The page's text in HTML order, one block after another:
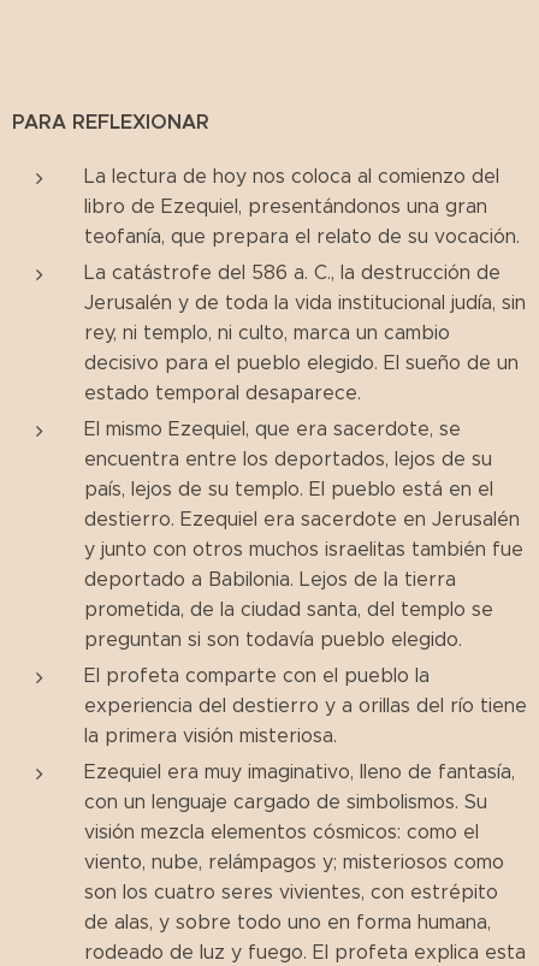
PARA REFLEXIONAR
La lectura de hoy nos coloca al comienzo del
libro de Ezequiel, presentándonos una gran
teofanía, que prepara el relato de su vocación.
La catástrofe del 586 a. C., la destrucción de
Jerusalén y de toda la vida institucional judía, sin
rey, ni templo, ni culto, marca un cambio
decisivo para el pueblo elegido. El sueño de un
estado temporal desaparece.
El mismo Ezequiel, que era sacerdote, se
encuentra entre los deportados, lejos de su
país, lejos de su templo. El pueblo está en el
destierro. Ezequiel era sacerdote en Jerusalén
y junto con otros muchos israelitas también fue
deportado a Babilonia. Lejos de la tierra
prometida, de la ciudad santa, del templo se
preguntan si son todavía pueblo elegido.
El profeta comparte con el pueblo la
experiencia del destierro y a orillas del río tiene
la primera visión misteriosa.
Ezequiel era muy imaginativo, lleno de fantasía,
con un lenguaje cargado de simbolismos. Su
visión mezcla elementos cósmicos: como el
viento, nube, relámpagos y; misteriosos como
son los cuatro seres vivientes, con estrépito
de alas, y sobre todo uno en forma humana,
rodeado de luz y fuego. El profeta explica esta